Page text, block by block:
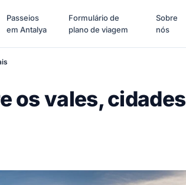
Passeios
em Antalya
Formulário de
plano de viagem
Sobre
nós
os vales, cidades